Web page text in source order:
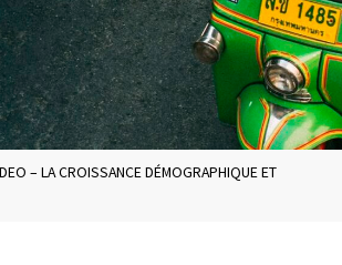
– LA CROISSANCE DÉMOGRAPHIQUE ET